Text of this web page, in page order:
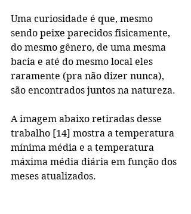
Uma curiosidade é que, mesmo
sendo peixe parecidos fisicamente,
do mesmo gênero, de uma mesma
bacia e até do mesmo local eles
raramente (pra não dizer nunca),
são encontrados juntos na natureza.
A imagem abaixo retiradas desse
trabalho [14] mostra a temperatura
mínima média e a temperatura
máxima média diária em função dos
meses atualizados.